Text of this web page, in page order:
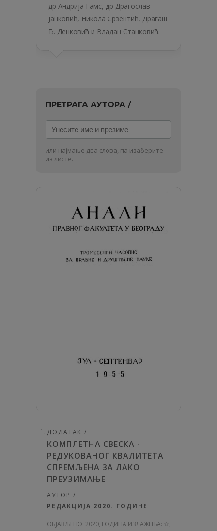
др Андрија Гамс, др Драгослав
Јанковић, Никола Срзентић, Драгаш
Ђ. Денковић и Владан Станковић.
ПРЕТРАГА АУТОРА /
Унесите
име
и
презиме
или најмање два слова, па изаберите
из листе.
ДОДАТАК /
КОМПЛЕТНА СВЕСКА -
РЕДУКОВАНОГ КВАЛИТЕТА
СПРЕМЉЕНА ЗА ЛАКО
ПРЕУЗИМАЊЕ
АУТОР /
РЕДАКЦИЈА 2020. ГОДИНЕ
ОБЈАВЉЕНО: 2020, ГОДИНА ИЗЛАЖЕЊА: ☆ ,